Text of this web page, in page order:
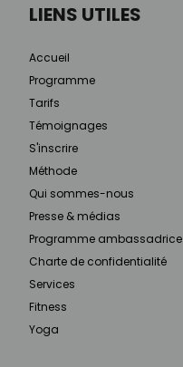
LIENS UTILES
Accueil
Programme
Tarifs
Témoignages
S'inscrire
Méthode
Qui sommes-nous
Presse & médias
Programme ambassadrice
Charte de confidentialité
Services
Fitness
Yoga